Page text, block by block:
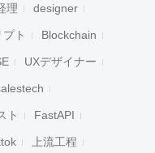
理 designer
プト Blockchain
UXデザイナー
ト FastAPI
上流工程